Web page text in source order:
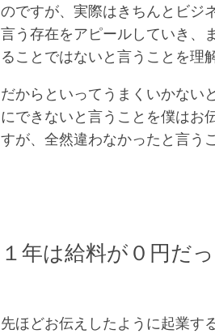
のですが、実際はきちんとビジ
言う存在をアピールしていき、
ることではないと言うことを理
だからといってうまくいかない
にできないと言うことを僕はお
すが、全然違わなかったと言う
１年は給料が０円だ
先ほどお伝えしたように起業す